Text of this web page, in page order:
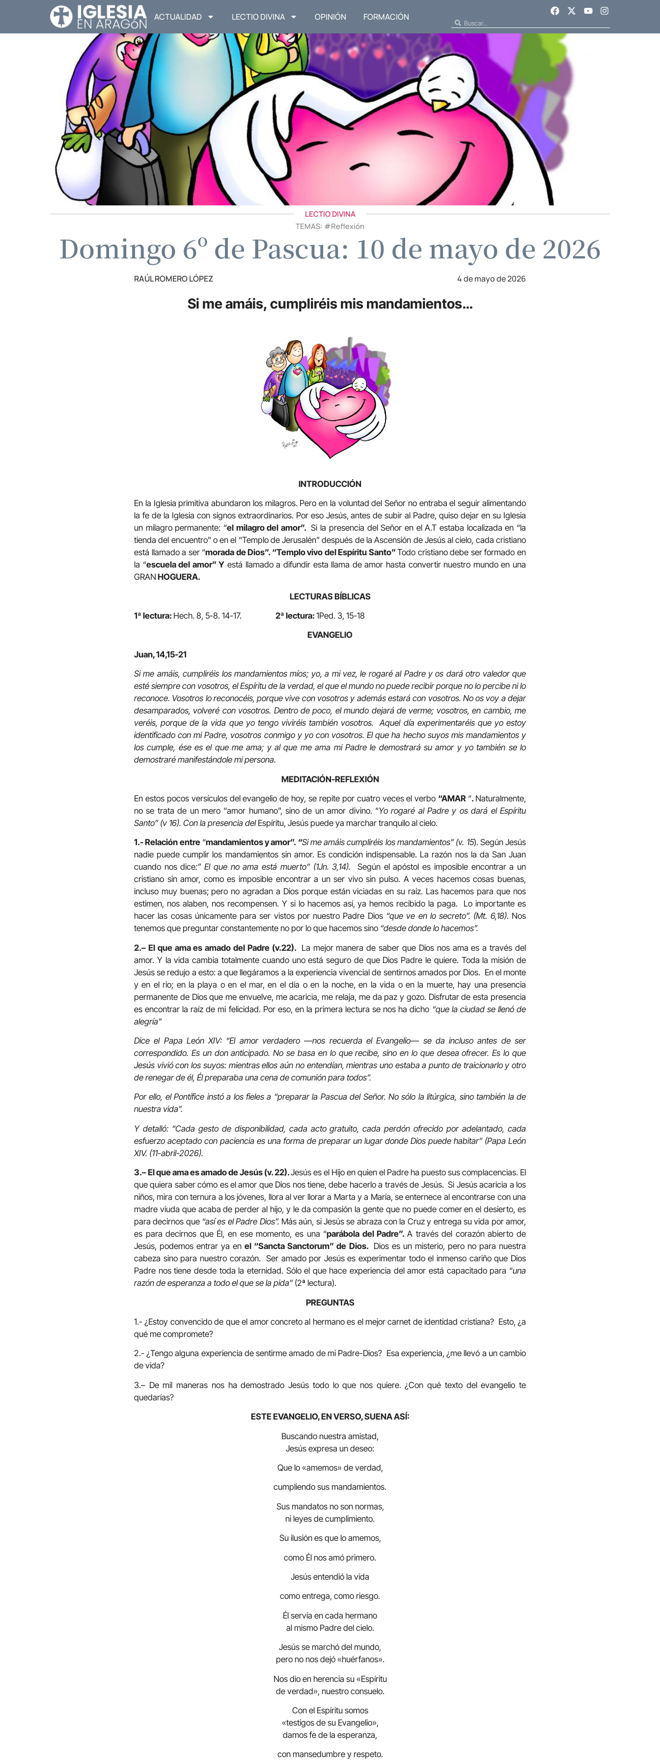
ACTUALIDAD LECTIO DIVINA OPINIÓN FORMACIÓN
LECTIO DIVINA
TEMAS: #Reflexión
Domingo 6º de Pascua: 10 de mayo de 2026
RAÚL ROMERO LÓPEZ 4 de mayo de 2026
Si me amáis, cumpliréis mis mandamientos…
INTRODUCCIÓN
En la Iglesia primitiva abundaron los milagros. Pero en la voluntad del Señor no entraba el seguir alimentando
la fe de la Iglesia con signos extraordinarios. Por eso Jesús, antes de subir al Padre, quiso dejar en su Iglesia
un milagro permanente: “el milagro del amor”.Si la presencia del Señor en el A.T estaba localizada en “la
tienda del encuentro” o en el “Templo de Jerusalén” después de la Ascensión de Jesús al cielo, cada cristiano
está llamado a ser “morada de Dios”. “Templo vivo del Espíritu Santo”Todo cristiano debe ser formado en
la “escuela del amor” Y está llamado a difundir esta llama de amor hasta convertir nuestro mundo en una
GRAN HOGUERA.
LECTURAS BÍBLICAS
1ª lectura: Hech. 8, 5-8. 14-17. 2ª lectura: 1Ped. 3, 15-18
EVANGELIO
Juan, 14,15-21
Si me amáis, cumpliréis los mandamientos míos; yo, a mi vez, le rogaré al Padre y os dará otro valedor que
esté siempre con vosotros, el Espíritu de la verdad, el que el mundo no puede recibir porque no lo percibe ni lo
reconoce. Vosotros lo reconocéis, porque vive con vosotros y además estará con vosotros. No os voy a dejar
desamparados, volveré con vosotros. Dentro de poco, el mundo dejará de verme; vosotros, en cambio, me
veréis, porque de la vida que yo tengo viviréis también vosotros. Aquel día experimentaréis que yo estoy
identificado con mi Padre, vosotros conmigo y yo con vosotros. El que ha hecho suyos mis mandamientos y
los cumple, ése es el que me ama; y al que me ama mi Padre le demostrará su amor y yo también se lo
demostraré manifestándole mi persona.
MEDITACIÓN-REFLEXIÓN
En estos pocos versículos del evangelio de hoy, se repite por cuatro veces el verbo “AMAR “. Naturalmente,
no se trata de un mero “amor humano”, sino de un amor divino. “Yo rogaré al Padre y os dará el Espíritu
Santo” (v 16). Con la presencia delEspíritu, Jesús puede ya marchar tranquilo al cielo.
1.- Relación entre“mandamientos y amor”. “Si me amáis cumpliréis los mandamientos” (v. 15). Según Jesús
nadie puede cumplir los mandamientos sin amor. Es condición indispensable. La razón nos la da San Juan
cuando nos dice:” El que no ama está muerto” (1Jn. 3,14). Según el apóstol es imposible encontrar a un
cristiano sin amor, como es imposible encontrar a un ser vivo sin pulso. A veces hacemos cosas buenas,
incluso muy buenas; pero no agradan a Dios porque están viciadas en su raíz. Las hacemos para que nos
estimen, nos alaben, nos recompensen. Y si lo hacemos así, ya hemos recibido la paga. Lo importante es
hacer las cosas únicamente para ser vistos por nuestro Padre Dios “que ve en lo secreto”. (Mt. 6,18). Nos
tenemos que preguntar constantemente no por lo que hacemos sino “desde donde lo hacemos”.
2.– El que ama es amado del Padre (v.22). La mejor manera de saber que Dios nos ama es a través del
amor. Y la vida cambia totalmente cuando uno está seguro de que Dios Padre le quiere. Toda la misión de
Jesús se redujo a esto: a que llegáramos a la experiencia vivencial de sentirnos amados por Dios. En el monte
y en el rio; en la playa o en el mar, en el día o en la noche, en la vida o en la muerte, hay una presencia
permanente de Dios que me envuelve, me acaricia, me relaja, me da paz y gozo. Disfrutar de esta presencia
es encontrar la raíz de mi felicidad. Por eso, en la primera lectura se nos ha dicho “que la ciudad se llenó de
alegría”
Dice el Papa León XIV: “El amor verdadero —nos recuerda el Evangelio— se da incluso antes de ser
correspondido. Es un don anticipado. No se basa en lo que recibe, sino en lo que desea ofrecer. Es lo que
Jesús vivió con los suyos: mientras ellos aún no entendían, mientras uno estaba a punto de traicionarlo y otro
de renegar de él, Él preparaba una cena de comunión para todos”.
Por ello, el Pontífice instó a los fieles a “preparar la Pascua del Señor. No sólo la litúrgica, sino también la de
nuestra vida”.
Y detalló: “Cada gesto de disponibilidad, cada acto gratuito, cada perdón ofrecido por adelantado, cada
esfuerzo aceptado con paciencia es una forma de preparar un lugar donde Dios puede habitar” (Papa León
XIV. (11-abril-2026).
3.– El que ama es amado de Jesús (v. 22).Jesús es el Hijo en quien el Padre ha puesto sus complacencias. El
que quiera saber cómo es el amor que Dios nos tiene, debe hacerlo a través de Jesús. Si Jesús acaricia a los
niños, mira con ternura a los jóvenes, llora al ver llorar a Marta y a María, se enternece al encontrarse con una
madre viuda que acaba de perder al hijo, y le da compasión la gente que no puede comer en el desierto, es
para decirnos que “así es el Padre Dios”. Más aún, si Jesús se abraza con la Cruz y entrega su vida por amor,
es para decirnos que Él, en ese momento, es una “parábola del Padre”. A través del corazón abierto de
Jesús, podemos entrar ya enel “Sancta Sanctorum” de Dios. Dios es un misterio, pero no para nuestra
cabeza sino para nuestro corazón. Ser amado por Jesús es experimentar todo el inmenso cariño que Dios
Padre nos tiene desde toda la eternidad. Sólo el que hace experiencia del amor está capacitado para “una
razón de esperanza a todo el que se la pida”(2ª lectura).
PREGUNTAS
1.- ¿Estoy convencido de que el amor concreto al hermano es el mejor carnet de identidad cristiana? Esto, ¿a
qué me compromete?
2.- ¿Tengo alguna experiencia de sentirme amado de mi Padre-Dios? Esa experiencia, ¿me llevó a un cambio
de vida?
3.– De mil maneras nos ha demostrado Jesús todo lo que nos quiere. ¿Con qué texto del evangelio te
quedarías?
ESTE EVANGELIO, EN VERSO, SUENA ASÍ:
Buscando nuestra amistad,
Jesús expresa un deseo:
Que lo «amemos» de verdad,
cumpliendo sus mandamientos.
Sus mandatos no son normas,
ni leyes de cumplimiento.
Su ilusión es que lo amemos,
como Él nos amó primero.
Jesús entendió la vida
como entrega, como riesgo.
Él servía en cada hermano
al mismo Padre del cielo.
Jesús se marchó del mundo,
pero no nos dejó «huérfanos».
Nos dio en herencia su «Espíritu
de verdad», nuestro consuelo.
Con el Espíritu somos
«testigos de su Evangelio»,
damos fe de la esperanza,
con mansedumbre y respeto.